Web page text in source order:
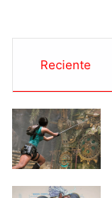
Reciente